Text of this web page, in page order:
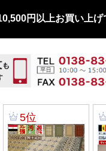
円以上お買い上げ